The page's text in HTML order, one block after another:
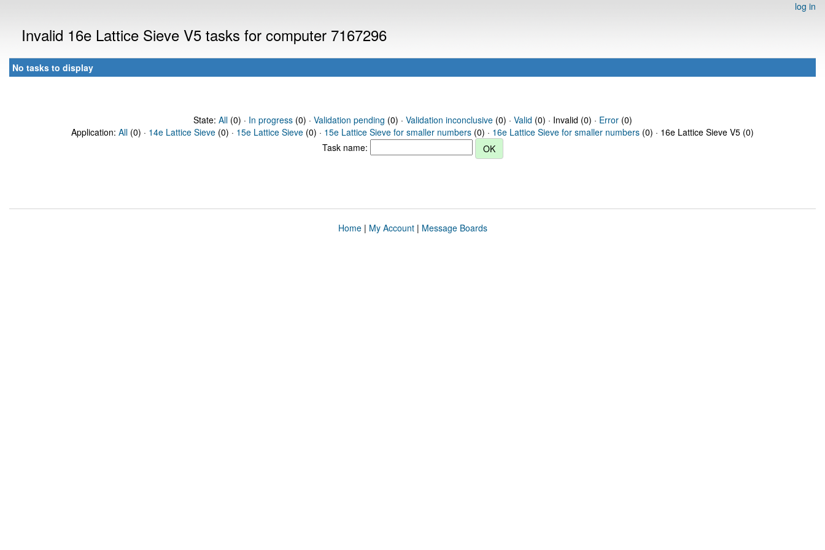
log in
Invalid 16e Lattice Sieve V5 tasks for computer 7167296
No tasks to display
State: All(0) · In progress(0) · Validation pending (0) · Validation inconclusive(0) · Valid (0) · Invalid (0) · Error(0)
Application: All (0) · 14e Lattice Sieve (0) · 15e Lattice Sieve (0) · 15e Lattice Sieve for smaller numbers (0) · 16e Lattice Sieve for smaller numbers (0) · 16e Lattice Sieve V5 (0)
Task name:
Home| My Account| Message Boards